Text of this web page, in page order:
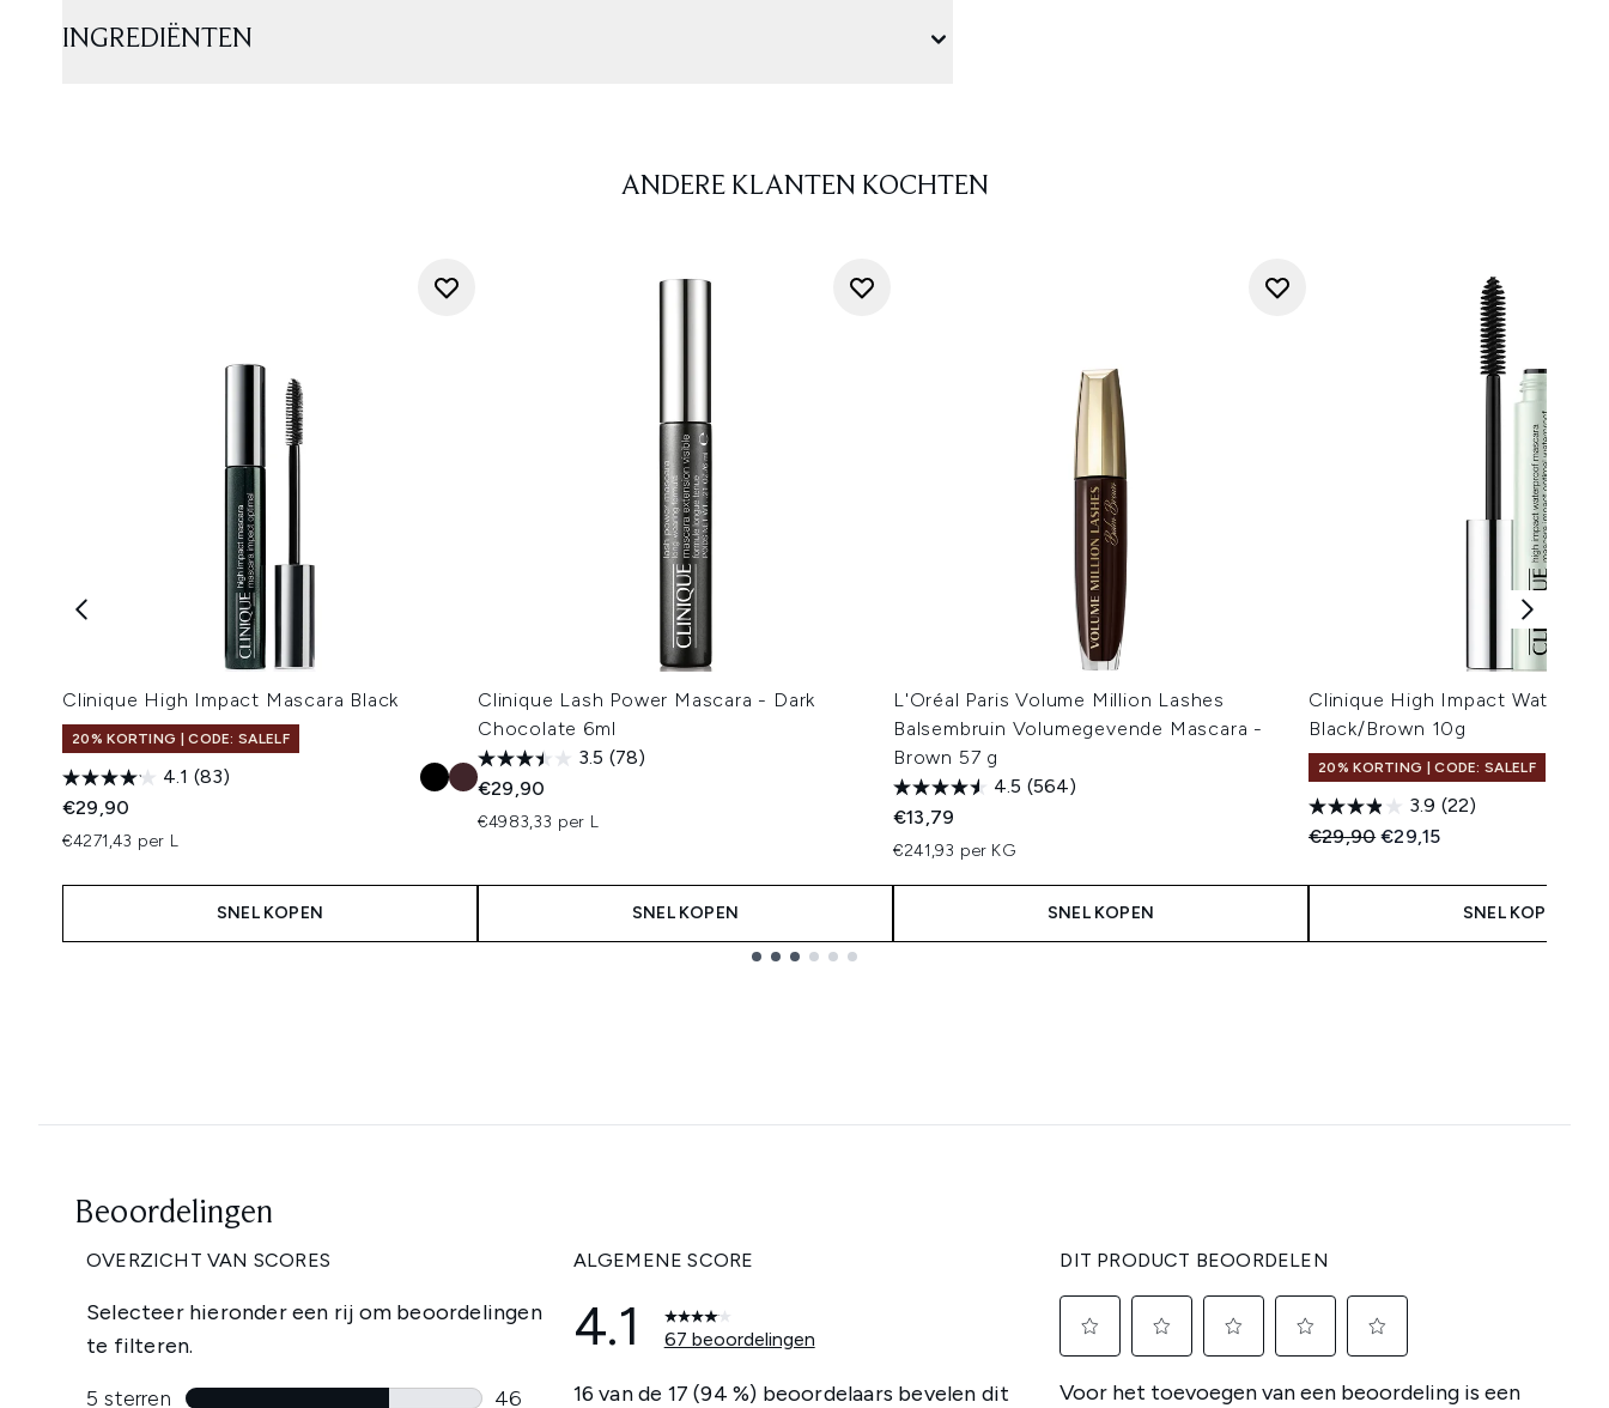
INGREDIËNTEN
ANDERE KLANTEN KOCHTEN
Clinique High Impact Mascara Black
20% KORTING | CODE: SALELF
4.1 (83)
€29,90
€4271,43 per L
SNEL KOPEN
Clinique Lash Power Mascara - Dark
Chocolate 6ml
3.5 (78)
€29,90
€4983,33 per L
SNEL KOPEN
L'Oréal Paris Volume Million Lashes
Balsembruin Volumegevende Mascara -
Brown 57 g
4.5 (564)
€13,79
€241,93 per KG
SNEL KOPEN
Clinique High Impact
Black/Brown 10g
20% KORTING | CODE: SALELF
3.9 (22)
Recommended Retail Price:
€29,90Huidige prijs:
€29,15
SNEL KOPEN